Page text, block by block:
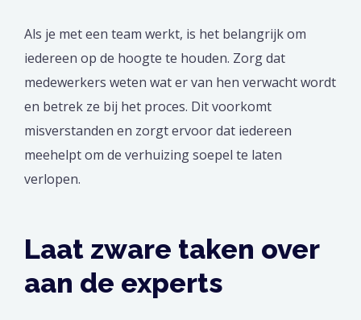
Als je met een team werkt, is het belangrijk om
iedereen op de hoogte te houden. Zorg dat
medewerkers weten wat er van hen verwacht wordt
en betrek ze bij het proces. Dit voorkomt
misverstanden en zorgt ervoor dat iedereen
meehelpt om de verhuizing soepel te laten
verlopen.
Laat zware taken over
aan de experts